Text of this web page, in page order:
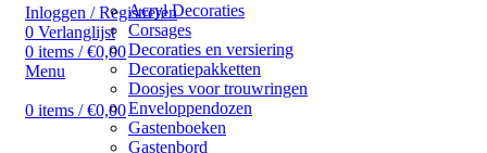
Inloggen / Registreren
0 Verlanglijst
0 items / €0,00
Menu
0 items / €0,00
Acryl Decoraties
Corsages
Decoraties en versiering
Decoratiepakketten
Doosjes voor trouwringen
Enveloppendozen
Gastenboeken
Gastenbord